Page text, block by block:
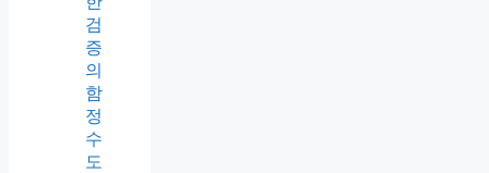
검
증
의
함
정
수
도